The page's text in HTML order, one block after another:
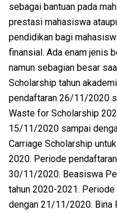
sebagai bantuan pada
prestasi mahasiswa
pendidikan bagi
finansial. Ada enam jenis
namun sebagian besar
Scholarship tahun
pendaftaran 26/11/2020
Waste for Scholarship
15/11/2020 sampai
Carriage Scholarship
2020. Periode
30/11/2020. Beasiswa
tahun 2020-2021.
dengan 21/11/2020. Bina